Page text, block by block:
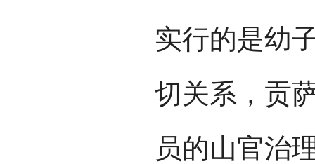
实行的是幼
切关系，贡
员的山官治